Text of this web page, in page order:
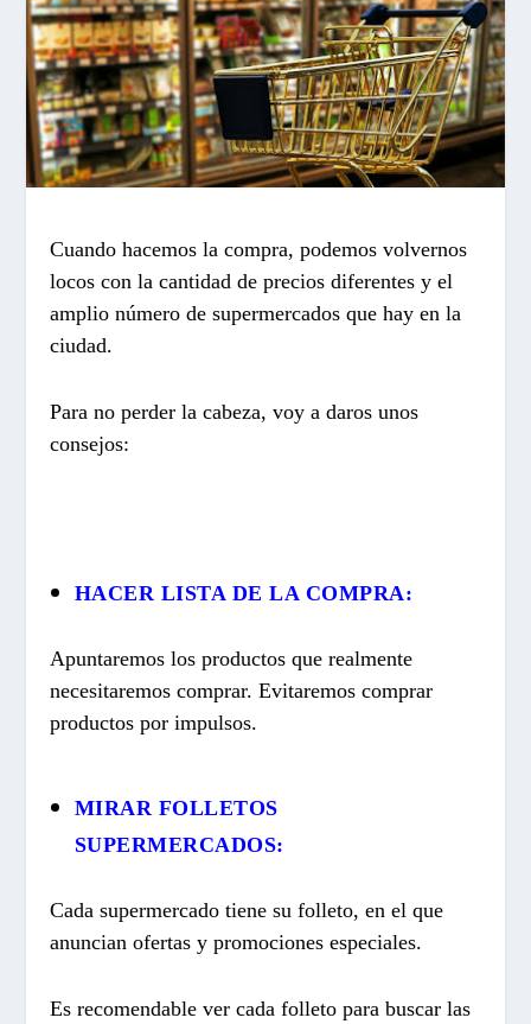
Cuando hacemos la compra, podemos volvernos
locos con la cantidad de precios diferentes y el
amplio número de supermercados que hay en la
ciudad.
Para no perder la cabeza, voy a daros unos
consejos:
HACER LISTA DE LA COMPRA:
Apuntaremos los productos que realmente
necesitaremos comprar. Evitaremos comprar
productos por impulsos.
MIRAR FOLLETOS
SUPERMERCADOS:
Cada supermercado tiene su folleto, en el que
anuncian ofertas y promociones especiales.
Es recomendable ver cada folleto para buscar las